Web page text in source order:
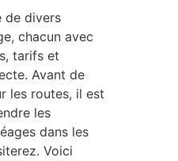
de divers
chacun avec
tarifs et
Avant de
les routes, il est
les
dans les
Voici